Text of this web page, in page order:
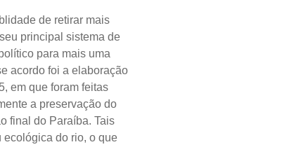
de retirar mais
principal sistema de
para mais uma
acordo foi a elaboração
em que foram feitas
a preservação do
final do Paraíba. Tais
ecológica do rio, o que